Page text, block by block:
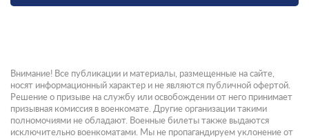
Внимание! Все публикации и материалы, размещенные на сайте,
носят информационный характер и не являются публичной офертой.
Решение о призыве на службу или освобождении от него принимает
призывная комиссия в военкомате. Другие организации такими
полномочиями не обладают. Военные билеты также выдаются
исключительно военкоматами. Мы не пропагандируем уклонение от